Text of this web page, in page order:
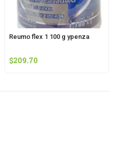
Reumo flex 1 100 g ypenza
$209.70